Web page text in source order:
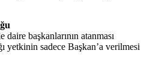
daire başkanlarının atanması
yetkinin sadece Başkan’a verilmesi